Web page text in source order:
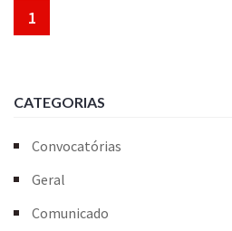
1
CATEGORIAS
Convocatórias
Geral
Comunicado